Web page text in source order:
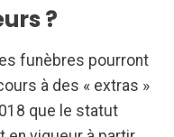
?
funèbres pourront
à des « extras »
que le statut